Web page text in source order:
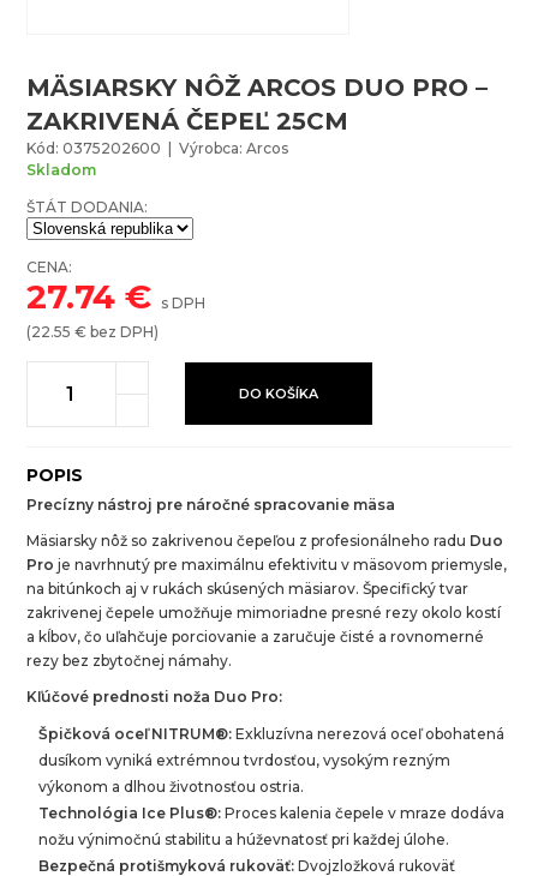
MÄSIARSKY NÔŽ ARCOS DUO PRO –
ZAKRIVENÁ ČEPEĽ 25CM
Kód: 0375202600 | Výrobca: Arcos
Skladom
ŠTÁT DODANIA:
CENA:
27.74 € s DPH
(22.55 € bez DPH)
DO KOŠÍKA
POPIS
Precízny nástroj pre náročné spracovanie mäsa
Mäsiarsky nôž so zakrivenou čepeľou z profesionálneho radu Duo
Pro je navrhnutý pre maximálnu efektivitu v mäsovom priemysle,
na bitúnkoch aj v rukách skúsených mäsiarov. Špecifický tvar
zakrivenej čepele umožňuje mimoriadne presné rezy okolo kostí
a kĺbov, čo uľahčuje porciovanie a zaručuje čisté a rovnomerné
rezy bez zbytočnej námahy.
Kľúčové prednosti noža Duo Pro:
Špičková oceľ NITRUM®: Exkluzívna nerezová oceľ obohatená
dusíkom vyniká extrémnou tvrdosťou, vysokým rezným
výkonom a dlhou životnosťou ostria.
Technológia Ice Plus®: Proces kalenia čepele v mraze dodáva
nožu výnimočnú stabilitu a húževnatosť pri každej úlohe.
Bezpečná protišmyková rukoväť: Dvojzložková rukoväť